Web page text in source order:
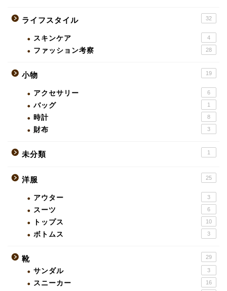
ライフスタイル 32
スキンケア 4
ファッション考察 28
小物 19
アクセサリー 6
バッグ 1
時計 8
財布 3
未分類 1
洋服 25
アウター 3
スーツ 6
トップス 10
ボトムス 3
靴 29
サンダル 3
スニーカー 16